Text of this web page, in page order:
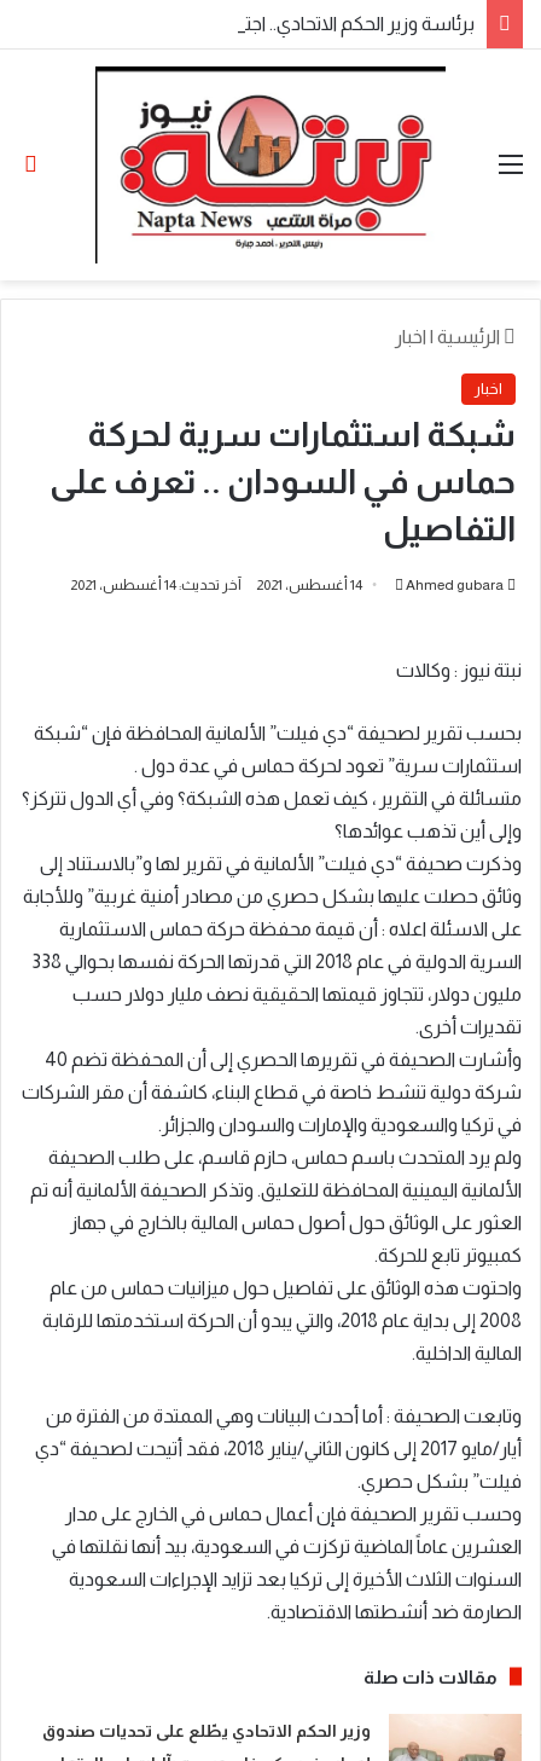
القائمة
الرئيسية | اخبار
اخبار
شبكة استثمارات سرية لحركة
حماس في السودان .. تعرف على
التفاصيل
Ahmed gubara
أرسل14 أغسطس، 2021 آخر تحديث: 14 أغسطس، 2021
نبتة نيوز : وكالات
بحسب تقرير لصحيفة “دي فيلت” الألمانية المحافظة فإن “شبكة
استثمارات سرية” تعود لحركة حماس في عدة دول .
متسائلة في التقرير ، كيف تعمل هذه الشبكة؟ وفي أي الدول تتركز؟
وإلى أين تذهب عوائدها؟
وذكرت صحيفة “دي فيلت” الألمانية في تقرير لها و”بالاستناد إلى
وثائق حصلت عليها بشكل حصري من مصادر أمنية غربية” وللأجابة
على الاسئلة اعلاه : أن قيمة محفظة حركة حماس الاستثمارية
السرية الدولية في عام 2018 التي قدرتها الحركة نفسها بحوالي 338
مليون دولار، تتجاوز قيمتها الحقيقية نصف مليار دولار حسب
تقديرات أخرى.
وأشارت الصحيفة في تقريرها الحصري إلى أن المحفظة تضم 40
شركة دولية تنشط خاصة في قطاع البناء، كاشفة أن مقر الشركات
في تركيا والسعودية والإمارات والسودان والجزائر.
ولم يرد المتحدث باسم حماس، حازم قاسم، على طلب الصحيفة
الألمانية اليمينية المحافظة للتعليق. وتذكر الصحيفة الألمانية أنه تم
العثور على الوثائق حول أصول حماس المالية بالخارج في جهاز
كمبيوتر تابع للحركة.
واحتوت هذه الوثائق على تفاصيل حول ميزانيات حماس من عام
2008 إلى بداية عام 2018، والتي يبدو أن الحركة استخدمتها للرقابة
المالية الداخلية.
وتابعت الصحيفة : أما أحدث البيانات وهي الممتدة من الفترة من
أيار/مايو 2017 إلى كانون الثاني/يناير 2018، فقد أتيحت لصحيفة “دي
فيلت” بشكل حصري.
وحسب تقرير الصحيفة فإن أعمال حماس في الخارج على مدار
العشرين عاماً الماضية تركزت في السعودية، بيد أنها نقلتها في
السنوات الثلاث الأخيرة إلى تركيا بعد تزايد الإجراءات السعودية
الصارمة ضد أنشطتها الاقتصادية.
مقالات ذات صلة
​وزير الحكم الاتحادي يطّلع على تحديات صندوق